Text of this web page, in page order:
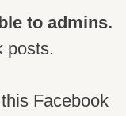
to admins.
posts.
Facebook